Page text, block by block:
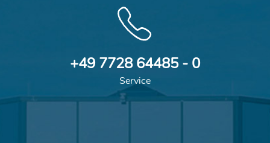
+49 7728 64485 - 0
Service